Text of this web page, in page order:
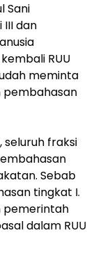
Sani
III dan
RUU
meminta
pembahasan
seluruh fraksi
Sebab
tingkat I.
pemerintah
dalam RUU